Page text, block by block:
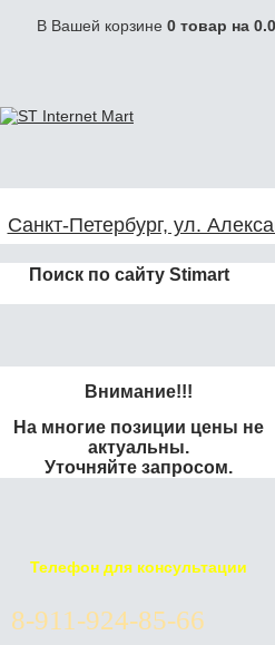
В Вашей корзине 0 товар на 0.0
Санкт-Петербург, ул.
Поиск по сайту Stimart
Внимание!!!
На многие позиции цены не
актуальны.
Уточняйте запросом.
Телефон для консультации
8-911-924-85-66